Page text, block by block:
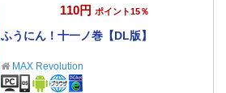
110円 ポイント15％
ふうにん！十一ノ巻【DL版】
MAX Revolution